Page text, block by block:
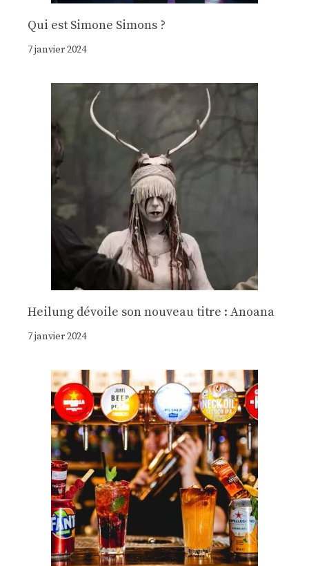
Qui est Simone Simons ?
7 janvier 2024
Heilung dévoile son nouveau titre : Anoana
7 janvier 2024